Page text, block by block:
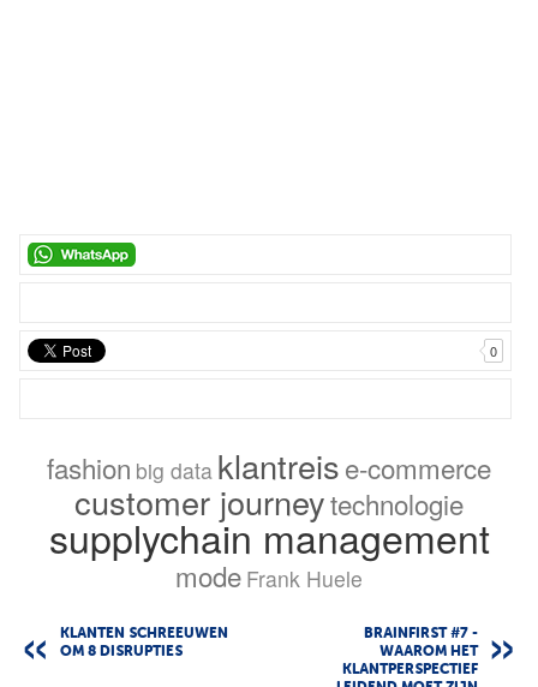
0
fashion big data klantreise-commerce
customer journeytechnologie
supplychain management
mode Frank Huele
KLANTEN SCHREEUWEN
OM 8 DISRUPTIES
BRAINFIRST #7 -
WAAROM HET
KLANTPERSPECTIEF